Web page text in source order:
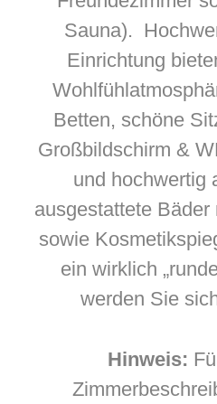
Sauna).
Einrichtung
Betten, schöne
Großbildschirm &
und hochwertig
ausgestattete
sowie
ein wirklich
werden Sie
Hinweis: